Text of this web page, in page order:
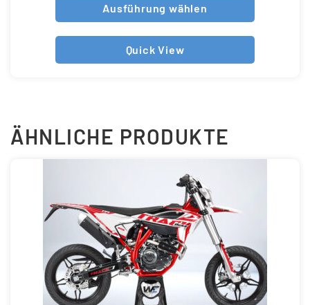
Ausführung wählen
Quick View
ÄHNLICHE PRODUKTE